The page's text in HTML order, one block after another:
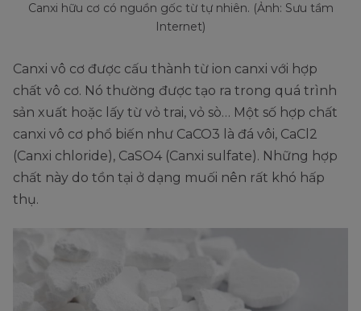
Canxi hữu cơ có nguồn gốc từ tự nhiên. (Ảnh: Sưu tầm
Internet)
Canxi vô cơ được cấu thành từ ion canxi với hợp
chất vô cơ. Nó thường được tạo ra trong quá trình
sản xuất hoặc lấy từ vỏ trai, vỏ sò… Một số hợp chất
canxi vô cơ phổ biến như CaCO3 là đá vôi, CaCl2
(Canxi chloride), CaSO4 (Canxi sulfate). Những hợp
chất này do tồn tại ở dạng muối nên rất khó hấp
thụ.